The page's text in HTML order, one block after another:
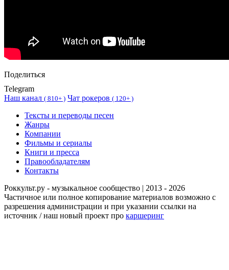
Поделиться
Telegram
Наш канал ( 810+ ) Чат рокеров ( 120+ )
Тексты и переводы песен
Жанры
Компании
Фильмы и сериалы
Книги и пресса
Правообладателям
Контакты
Роккульт.ру - музыкальное сообщество | 2013 - 2026
Частичное или полное копирование материалов возможно с
разрешения администрации и при указании ссылки на
источник / наш новый проект про каршеринг